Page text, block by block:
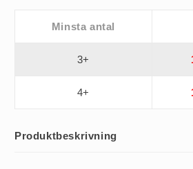
Minsta antal
3+
4+
Produktbeskrivning